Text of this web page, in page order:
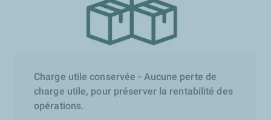
Charge utile conservée - Aucune perte de
charge utile, pour préserver la rentabilité des
opérations.